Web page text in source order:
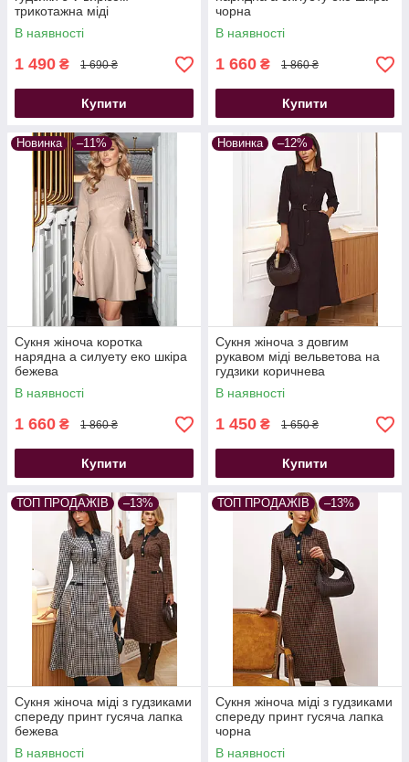
Сукні від Інтернет магазину AnaSol-Style -це свято
неймовірної елегантності, модних фасонів та
актуального дизайну. В цьому каталозі ми
представляємо найбільш цікаві та достойні вашої
уваги моделі з нової колекції, яка щотижня
поповнюється свіжими новинками
ПОПУЛЯРНІ КАТЕГОРІЇ
Джинсова сукня
Шифонові сукні
Нарядні сукні для жінок
Чорна сукня
трикотажна міді
В наявності
1 490 ₴ 1 690 ₴
Купити
чорна
В наявності
1 660 ₴ 1 860 ₴
Купити
Новинка –11%
Сукня жіноча коротка
нарядна а силуету еко шкіра
бежева
В наявності
1 660 ₴ 1 860 ₴
Купити
Новинка –12%
Сукня жіноча з довгим
рукавом міді вельветова на
гудзики коричнева
В наявності
1 450 ₴ 1 650 ₴
Купити
ТОП ПРОДАЖІВ –13%
Сукня жіноча міді з гудзиками
спереду принт гусяча лапка
бежева
В наявності
ТОП ПРОДАЖІВ –13%
Сукня жіноча міді з гудзиками
спереду принт гусяча лапка
чорна
В наявності